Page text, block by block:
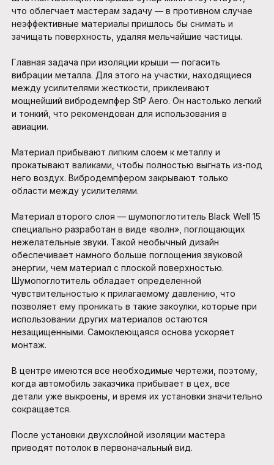
что облегчает мастерам задачу — в противном случае
неэффективные материалы пришлось бы снимать и
зачищать поверхность, удаляя мельчайшие частицы.
Главная задача при изоляции крыши — погасить
вибрации металла. Для этого на участки, находящиеся
между усилителями жесткости, приклеивают
мощнейший вибродемпфер StP Aero. Он настолько легкий
и тонкий, что рекомендован для использования в
авиации.
Материал прибывают липким слоем к металлу и
прокатывают валиками, чтобы полностью выгнать из-под
него воздух. Вибродемпфером закрывают только
области между усилителями.
Материал второго слоя — шумопоглотитель Black Well 15
специально разработан в виде «волн», поглощающих
нежелательные звуки. Такой необычный дизайн
обеспечивает намного больше поглощения звуковой
энергии, чем материал с плоской поверхностью.
Шумопоглотитель обладает определенной
чувствительностью к прилагаемому давлению, что
позволяет ему проникать в такие закоулки, которые при
использовании других материалов остаются
незащищенными. Самоклеющаяся основа ускоряет
монтаж.
В центре имеются все необходимые чертежи, поэтому,
когда автомобиль заказчика прибывает в цех, все
детали уже выкроены, и время их установки значительно
сокращается.
После установки двухслойной изоляции мастера
приводят потолок в первоначальный вид.